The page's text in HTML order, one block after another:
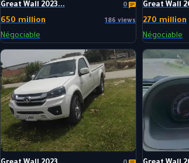
Great Wall 2023... 0
650 million 186 views
Négociable
Great Wall
270 million
Négociable